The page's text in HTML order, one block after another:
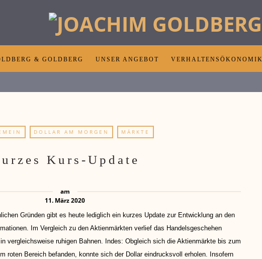
& GOLDBERG UNSER ANGEBOT VERHALTENSÖKONOMIK
DOLLAR AM MORGEN MÄRKTE
Kurs-Update
am
11. März 2020
gibt es heute lediglich ein kurzes Update zur Entwicklung an den
Im Vergleich zu den Aktienmärkten verlief das Handelsgeschehen
vergleichsweise ruhigen Bahnen. Indes: Obgleich sich die Aktienmärkte bis zum
roten Bereich befanden, konnte sich der Dollar eindrucksvoll erholen. Insofern